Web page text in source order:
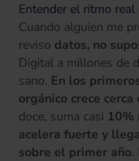
Entender el ritmo
Cuando alguien me
reviso datos, no
Digital a millones de
sano. En los
orgánico crece cerca
doce, suma casi 10%
acelera fuerte y
sobre el primer año.